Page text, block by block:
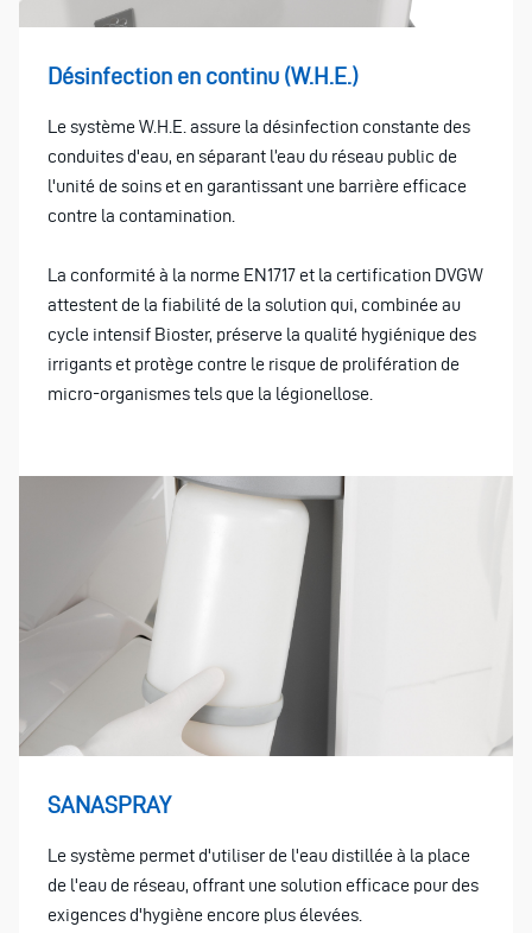
Désinfection en continu (W.H.E.)
Le système W.H.E. assure la désinfection constante des
conduites d'eau, en séparant l’eau du réseau public de
l'unité de soins et en garantissant une barrière efficace
contre la contamination.
La conformité à la norme EN1717 et la certification DVGW
attestent de la fiabilité de la solution qui, combinée au
cycle intensif Bioster, préserve la qualité hygiénique des
irrigants et protège contre le risque de prolifération de
micro-organismes tels que la légionellose.
SANASPRAY
Le système permet d'utiliser de l'eau distillée à la place
de l'eau de réseau, offrant une solution efficace pour des
exigences d'hygiène encore plus élevées.